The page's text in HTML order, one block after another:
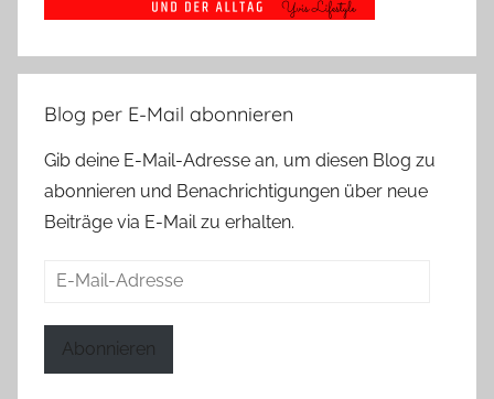
Blog per E-Mail abonnieren
Gib deine E-Mail-Adresse an, um diesen Blog zu
abonnieren und Benachrichtigungen über neue
Beiträge via E-Mail zu erhalten.
E-
Abonnieren